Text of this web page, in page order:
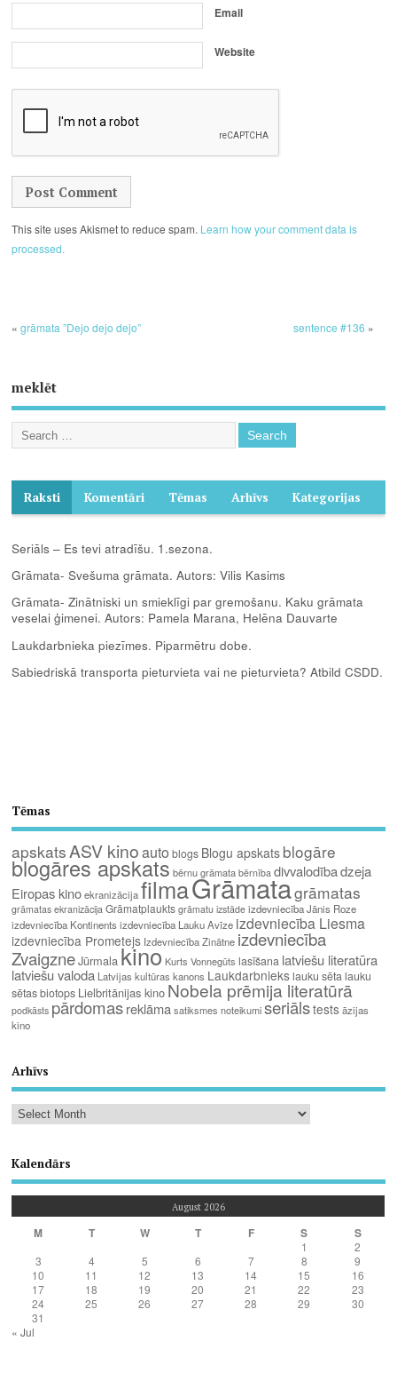
Email
Website
This site uses Akismet to reduce spam. Learn how your comment data is
processed.
«grāmata ”Dejo dejo dejo” sentence #136 »
meklēt
Raksti Komentāri Tēmas Arhīvs Kategorijas
Seriāls – Es tevi atradīšu. 1.sezona.
Grāmata- Svešuma grāmata. Autors: Vilis Kasims
Grāmata- Zinātniski un smieklīgi par gremošanu. Kaku grāmata
veselai ģimenei. Autors: Pamela Marana, Helēna Dauvarte
Laukdarbnieka piezīmes. Piparmētru dobe.
Sabiedriskā transporta pieturvieta vai ne pieturvieta? Atbild CSDD.
Tēmas
apskats ASV kinoauto blogs Blogu apskats blogāre
blogāres apskats bērnu grāmata bērnība divvalodībadzeja
Eiropas kino ekranizācija filmaGrāmatagrāmatas
grāmatas ekranizācija Grāmatplaukts grāmatu izstāde izdevniecība Jānis Roze
izdevniecība Kontinents izdevniecība Lauku Avīze izdevniecība Liesma
izdevniecība Prometejs Izdevniecība Zinātne izdevniecība
ZvaigzneJūrmala kino Kurts Vonnegūts lasīšana latviešu literatūra
latviešu valoda Latvijas kultūras kanons Laukdarbniekslauku sētalauku
sētas biotops Lielbritānijas kino Nobela prēmija literatūrā
podkāsts pārdomasreklāma satiksmes noteikumi seriālstests āzijas
kino
Arhīvs
Kalendārs
August 2026
M T W T F S S
1
2
3
4 5 6 7 8
9
10
11 12 13 14 15
16
17
18 19 20 21 22
23
24
25 26 27 28 29
30
31
« Jul